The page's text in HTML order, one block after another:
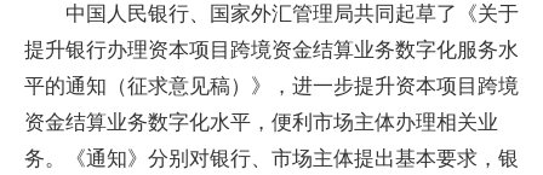
中国人民银行、国家外汇管理局共同起草了《关于
提升银行办理资本项目跨境资金结算业务数字化服务水
平的通知（征求意见稿）》，进一步提升资本项目跨境
资金结算业务数字化水平，便利市场主体办理相关业
务。《通知》分别对银行、市场主体提出基本要求，银